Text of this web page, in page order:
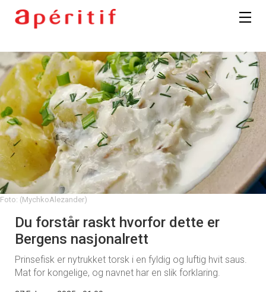
Foto: (MychkoAlezander)
Du forstår raskt hvorfor dette er
Bergens nasjonalrett
Prinsefisk er nytrukket torsk i en fyldig og luftig hvit saus.
Mat for kongelige, og navnet har en slik forklaring.